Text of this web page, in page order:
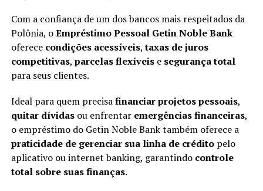
Com a confiança de um dos bancos mais respeitados da
Polônia, oEmpréstimo Pessoal Getin Noble Bank
oferece condições acessíveis,taxas de juros
competitivas, parcelas flexíveise segurança total
para seus clientes.
Ideal para quem precisafinanciar projetos pessoais,
quitar dívidasou enfrentar emergências financeiras,
o empréstimo do Getin Noble Bank também oferece a
praticidade de gerenciar sua linha de créditopelo
aplicativo ou internet banking, garantindo controle
total sobre suas finanças.